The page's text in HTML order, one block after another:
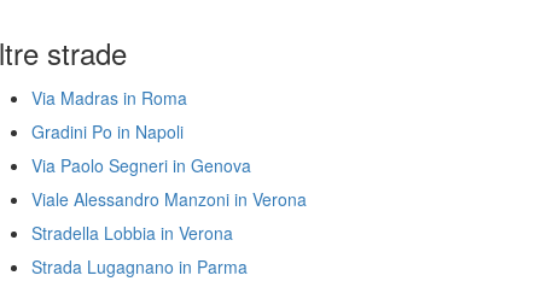
strade
Via Madras in Roma
Gradini Po in Napoli
Via Paolo Segneri in Genova
Viale Alessandro Manzoni in Verona
Stradella Lobbia in Verona
Strada Lugagnano in Parma